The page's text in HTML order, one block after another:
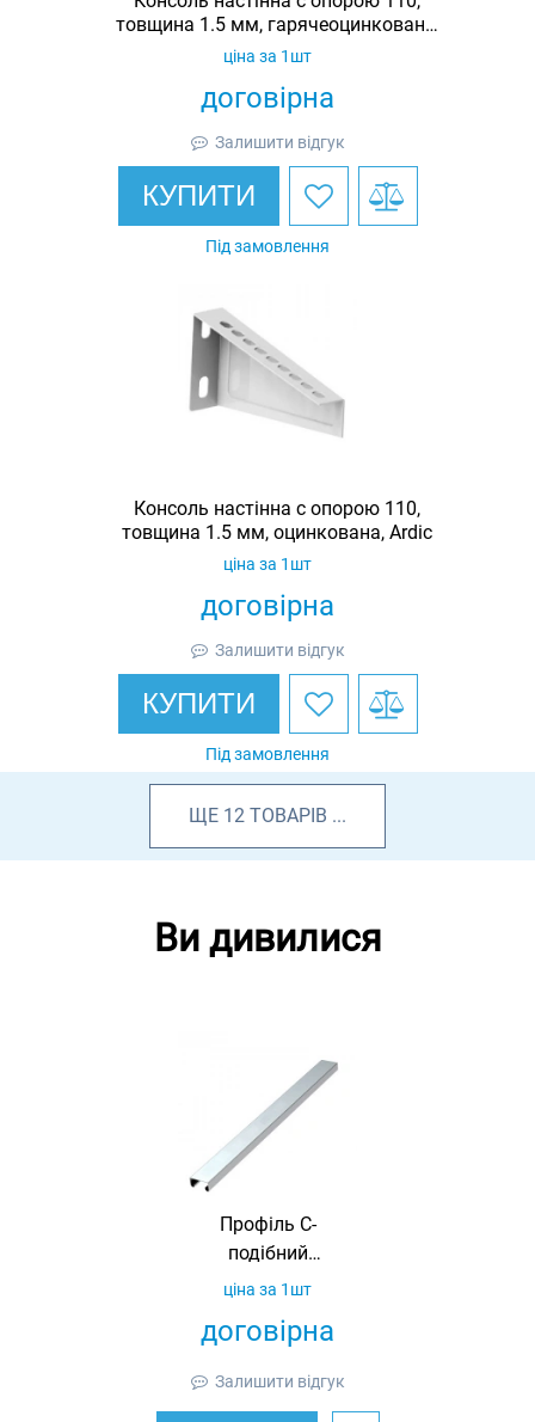
товщина 1.5 мм, гарячеоцинкована,
Ardic
договірна
ціна за 1шт
Залишити відгук
КУПИТИ
Під замовлення
Консоль настінна c опорою 110,
товщина 1.5 мм, оцинкована, Ardic
договірна
ціна за 1шт
Залишити відгук
КУПИТИ
Під замовлення
ЩЕ 12 ТОВАРІВ ...
Ви дивилися
Профіль С-
подібний
неперфорований
товщина 2 мм,
договірна
ціна за 1шт
Залишити відгук